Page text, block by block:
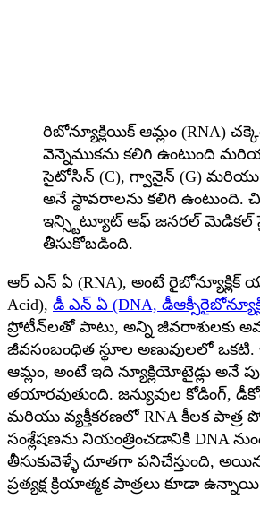
రిబోన్యూక్లియిక్ ఆమ్లం (RNA)
వెన్నెముకను కలిగి ఉంటుంది
సైటోసిన్ (C), గ్వానైన్ (G)
అనే స్థావరాలను కలిగి ఉంటుంది.
ఇన్స్టిట్యూట్ ఆఫ్ జనరల్ మెడికల్
తీసుకోబడింది.
ఆర్ ఎన్ ఏ (RNA), అంటే రైబోన్యూక్లిక్
Acid), డీ ఎన్ ఏ (DNA,
ప్రోటీన్‌లతో పాటు, అన్ని జీవరాశులకు
జీవసంబంధిత స్థూల అణువులలో ఒకటి.
ఆమ్లం, అంటే ఇది న్యూక్లియోటైడ్లు అనే
తయారవుతుంది. జన్యువుల కోడింగ్,
మరియు వ్యక్తీకరణలో RNA కీలక పాత్ర
సంశ్లేషణను నియంత్రించడానికి DNA
తీసుకువెళ్ళే దూతగా పనిచేస్తుంది,
ప్రత్యక్ష క్రియాత్మక పాత్రలు కూడా